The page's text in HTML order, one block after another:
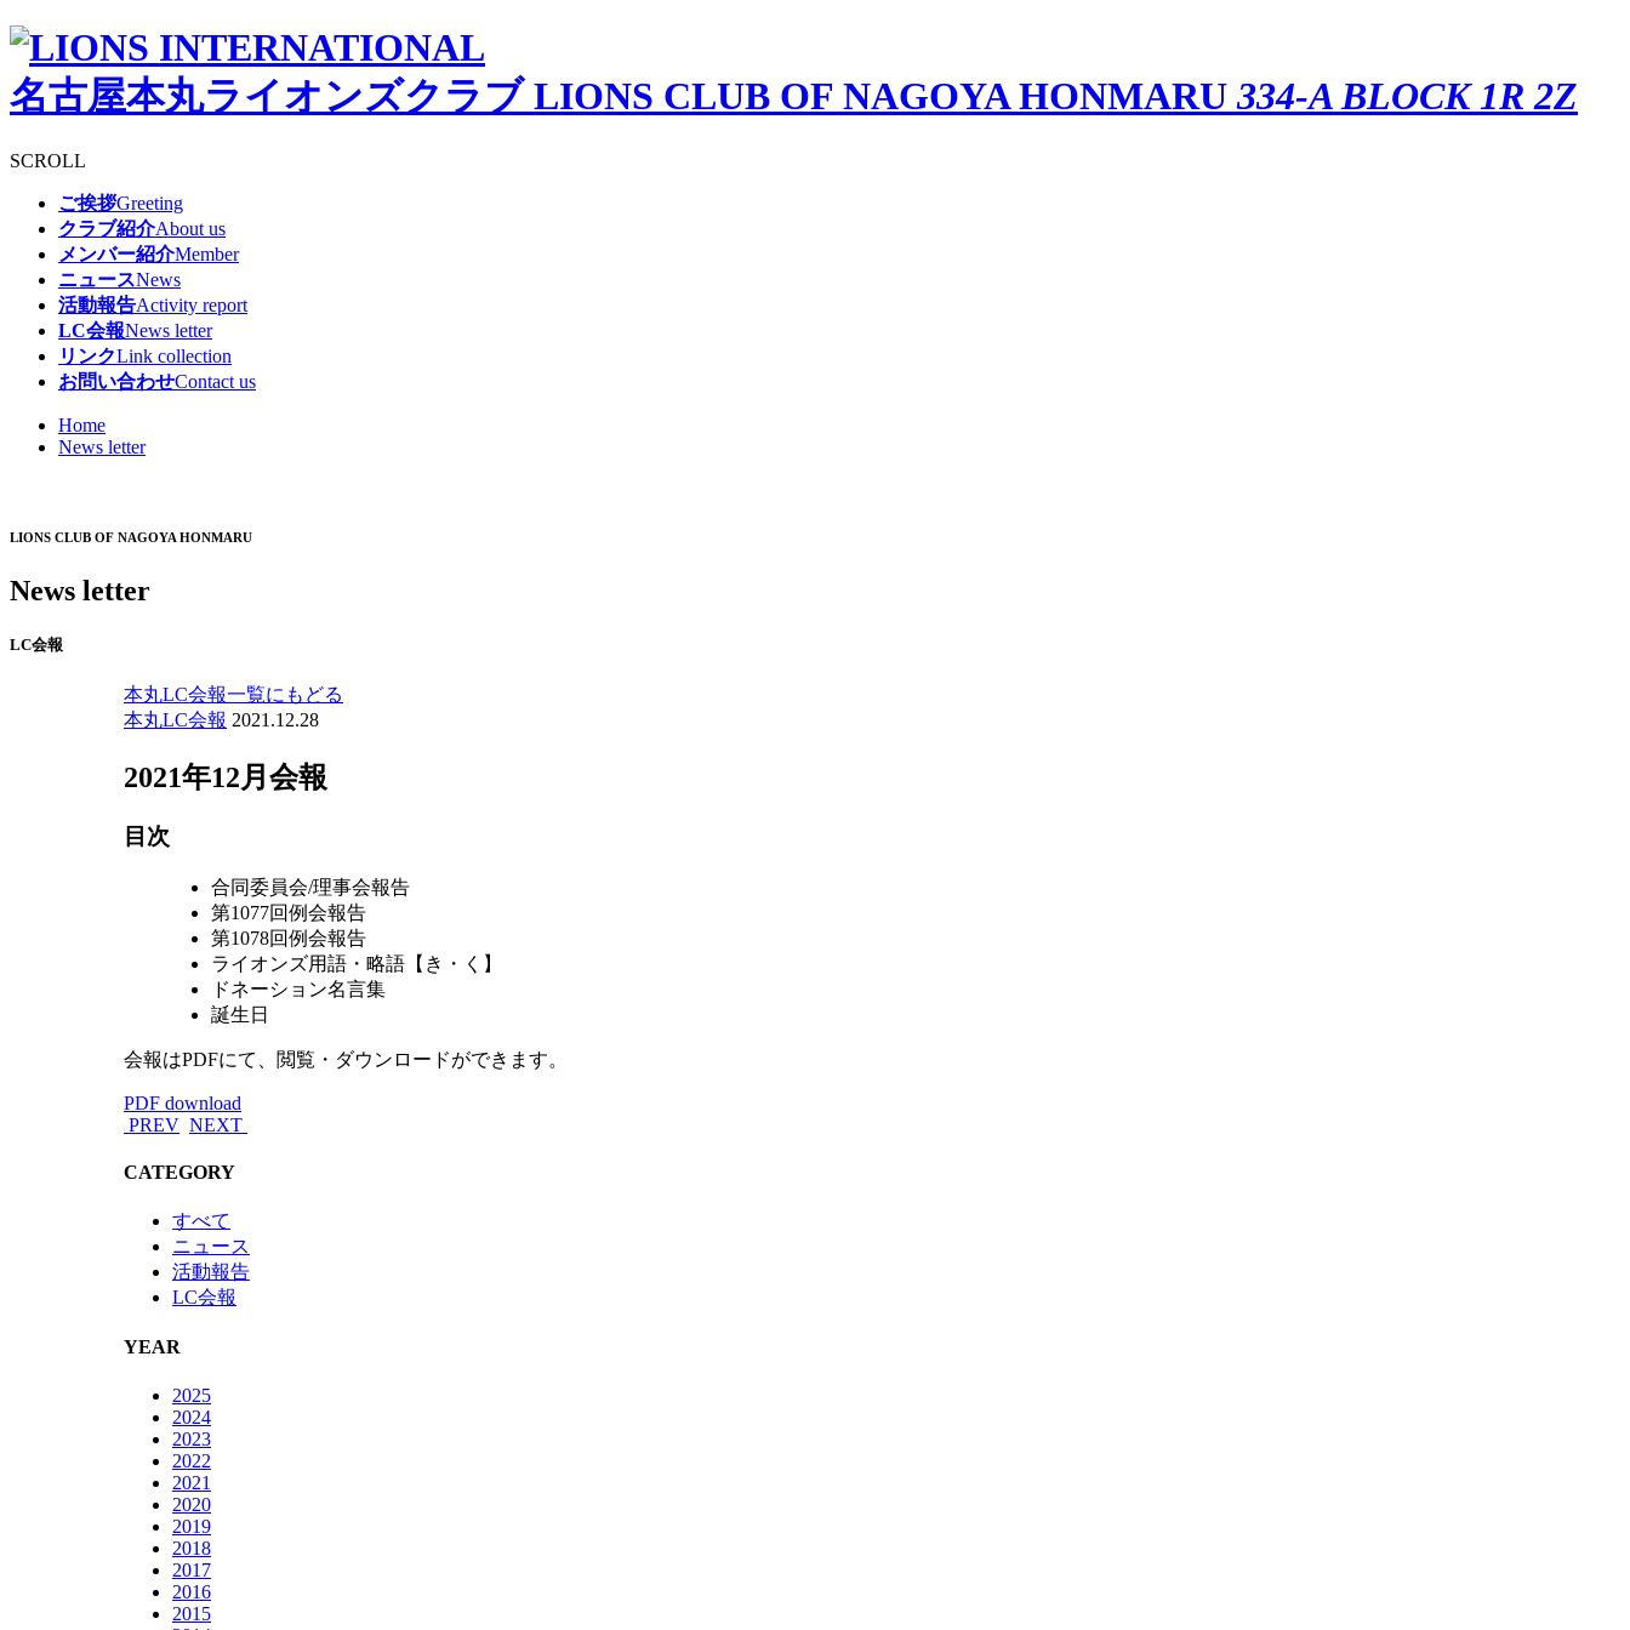
名古屋本丸ライオンズクラブ LIONS CLUB OF NAGOYA HONMARU 334-A BLOCK 1R 2Z
SCROLL
ご挨拶Greeting
クラブ紹介About us
メンバー紹介Member
ニュースNews
活動報告Activity report
LC会報News letter
リンクLink collection
お問い合わせContact us
Home
News letter
LIONS CLUB OF NAGOYA HONMARU
News letter
LC会報
本丸LC会報一覧にもどる
本丸LC会報 2021.12.28
2021年12月会報
目次
合同委員会/理事会報告
第1077回例会報告
第1078回例会報告
ライオンズ用語・略語【き・く】
ドネーション名言集
誕生日
会報はPDFにて、閲覧・ダウンロードができます。
PDF download
PREV NEXT
CATEGORY
すべて
ニュース
活動報告
LC会報
YEAR
2025
2024
2023
2022
2021
2020
2019
2018
2017
2016
2015